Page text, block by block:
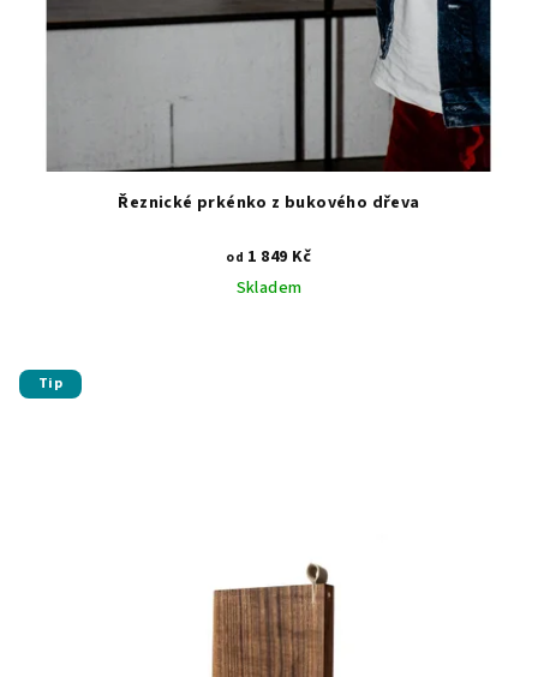
Řeznické prkénko z bukového dřeva
od 1 849 Kč
Skladem
Tip